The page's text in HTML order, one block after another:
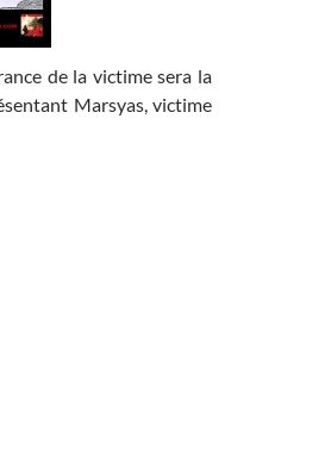
de la victime sera la
Marsyas, victime